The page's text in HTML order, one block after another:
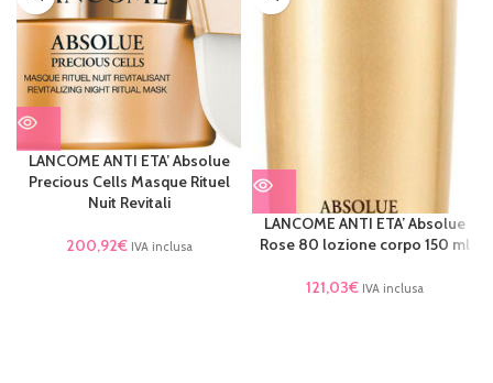
LANCOME ANTI ETA’ Absolue
Precious Cells Masque Rituel
Nuit Revitali
200,92€ IVA inclusa
LANCOME ANTI ETA’ Absolue
Rose 80 lozione corpo 150 ml
121,03€ IVA inclusa